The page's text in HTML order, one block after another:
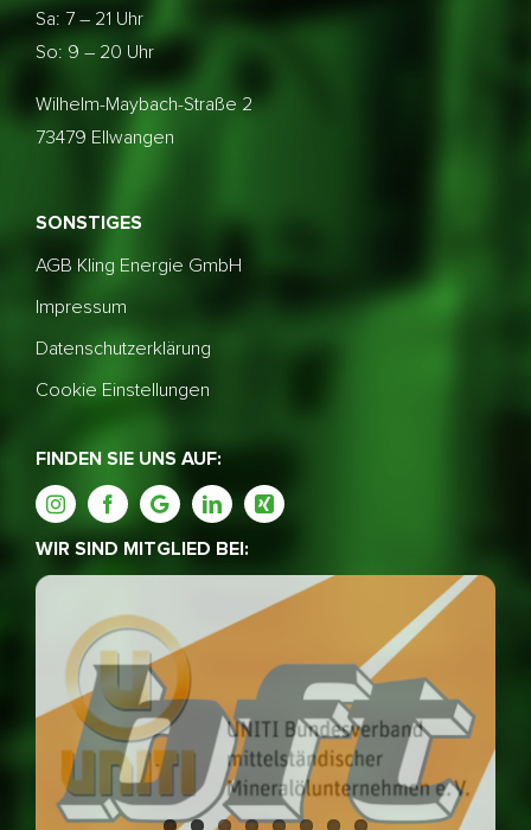
Sa: 7 – 21 Uhr
So: 9 – 20 Uhr
Wilhelm-Maybach-Straße 2
73479 Ellwangen
SONSTIGES
AGB Kling Energie GmbH
Impressum
Datenschutzerklärung
Cookie Einstellungen
FINDEN SIE UNS AUF:
WIR SIND MITGLIED BEI: